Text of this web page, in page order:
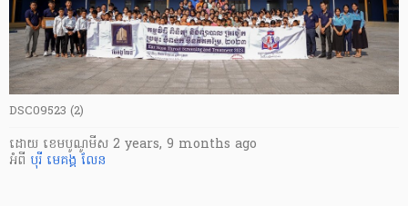
DSC09523 (2)
ដោយ ​ ខេមបូណូមីស 2 years, 9 months ago
អំពី បុរី មេគង្គ លែន